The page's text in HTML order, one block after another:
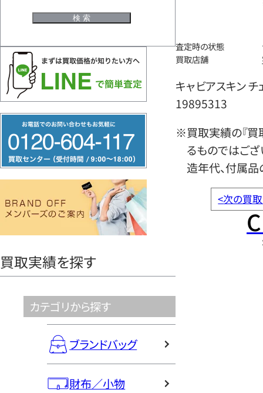
リ
ー
ヤ
買取実績を探す
カテゴリから探す
ブランドバッグ
財布／小物
査定時の状態
買取店舗
キャビアスキン チ
19895313
※買取実績の『買
るものではござ
造年代、付属品
<次の買